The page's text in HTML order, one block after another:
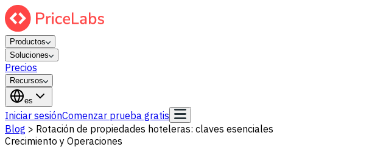
Productos
Soluciones
Precios
Recursos
es
Iniciar sesiónComenzar prueba gratis
Blog > Rotación de propiedades hoteleras: claves esenciales
Crecimiento y Operaciones